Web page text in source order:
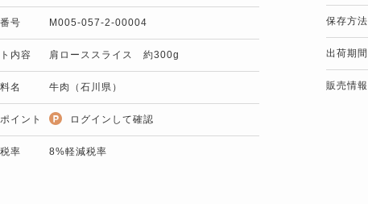
号 M005-057-2-00004
内容 肩ローススライス 約300g
名 牛肉（石川県）
イント ログインして確認
率 8%軽減税率
保存方法
出荷期間
販売情報